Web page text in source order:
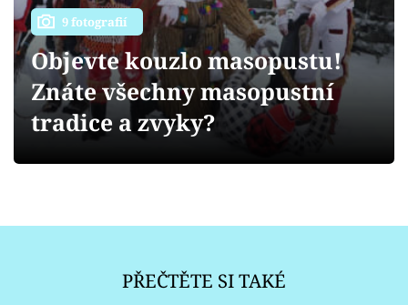
Přihlášení
Sledujte nás
9 fotografií
Objevte kouzlo masopustu!
Znáte všechny masopustní
tradice a zvyky?
PŘEČTĚTE SI TAKÉ